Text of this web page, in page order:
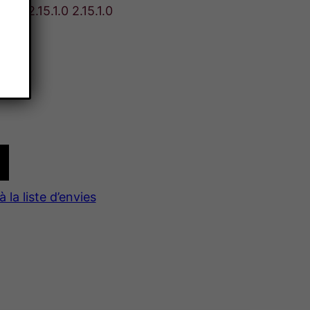
2.15.1.0 2.15.1.0
la liste d’envies